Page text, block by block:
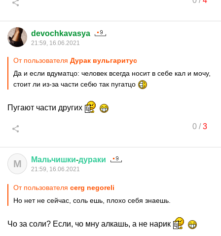
devochkavasya
21:59, 16.06.2021
От пользователя Дурак вульгаритус
Да и если вдуматцо: человек всегда носит в себе кал и мочу,
стоит ли из-за части себю так пугатцо
Пугают части других
0/3
М Мальчишки-дураки
21:59, 16.06.2021
От пользователя cerg negoreli
Но нет не сейчас, соль ешь, плохо себя знаешь.
Чо за соли? Если, чо мну алкашь, а не нарик